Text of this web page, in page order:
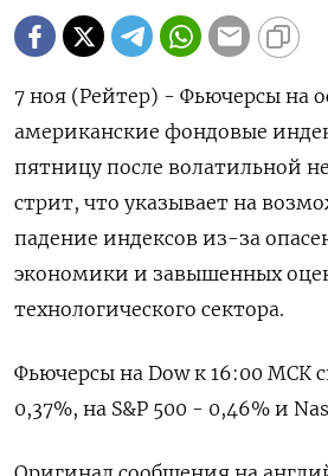
7 ноя (Рейтер) - Фьючерсы на
американские фондовые
пятницу после волатильной
стрит, что указывает на
падение индексов из-за
экономики и завышенных
технологического сектора.
Фьючерсы на Dow к 16:00 МСК
0,37%, на S&P 500 - 0,46% и